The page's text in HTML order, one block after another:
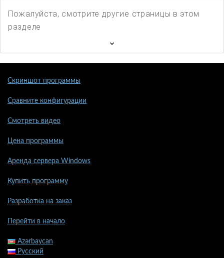
Пожалуйста, смотрите другие страницы в этом
разделе
Скриншот программы
Сравните конфигурации
Смотреть видео
Цена программы
Аренда сервера Windows
Купить программу
Разработка на заказ
Перейти в начало
Azərbaycan
Русский